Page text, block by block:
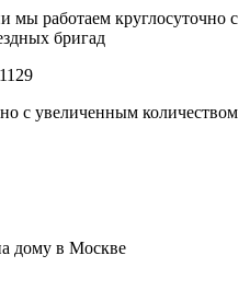
работаем круглосуточно с
бригад
с увеличенным количеством
дому в Москве